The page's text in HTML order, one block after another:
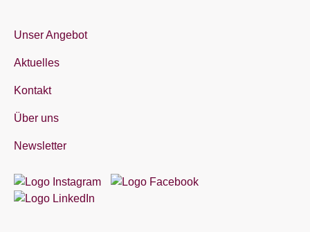
Unser Angebot
Aktuelles
Kontakt
Über uns
Newsletter